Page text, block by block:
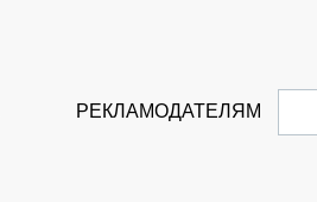
РЕКЛАМОДАТЕЛЯМ